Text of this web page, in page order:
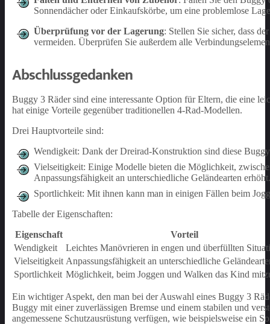
Sonnendächer oder Einkaufskörbe, um eine problemlose
Überprüfung vor der Lagerung: Stellen Sie sicher, dass
vermeiden. Überprüfen Sie außerdem alle
Abschlussgedanken
Buggy 3 Räder sind eine interessante Option für Eltern, die eine
hat einige Vorteile gegenüber traditionellen 4-Rad-Modellen.
Drei Hauptvorteile sind:
Wendigkeit: Dank der Dreirad-Konstruktion sind diese
Vielseitigkeit: Einige Modelle bieten die Möglichkeit,
Anpassungsfähigkeit an unterschiedliche Geländearten erhöht.
Sportlichkeit: Mit ihnen kann man in einigen Fällen beim
Tabelle der Eigenschaften:
Eigenschaft
Vorteil
Wendigkeit
Leichtes Manövrieren in engen und überfüllten
Vielseitigkeit Anpassungsfähigkeit an unterschiedliche
Sportlichkeit Möglichkeit, beim Joggen und Walken das Kind
Ein wichtiger Aspekt, den man bei der Auswahl eines Buggy 3
Buggy mit einer zuverlässigen Bremse und einem stabilen und
angemessene Schutzausrüstung verfügen, wie beispielsweise ein